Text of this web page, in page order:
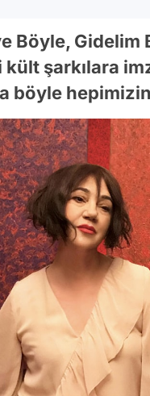
Böyle, Gidelim
şarkılara
böyle hepimizin